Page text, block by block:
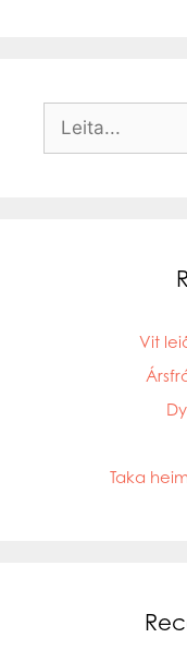
Search
for:
Vit
Taka